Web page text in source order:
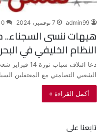
admin99 7 نوفمبر، 2024 0
هيهات ننسى
النظام الخليفي في
دعا ائتلاف
الشعبي التضامني مع المعتقلين
أكمل القراءة »
تابعنا على